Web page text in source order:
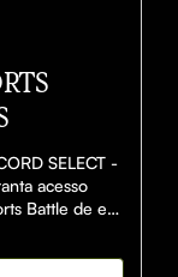
SELECT -
acesso
Battle de e-
você